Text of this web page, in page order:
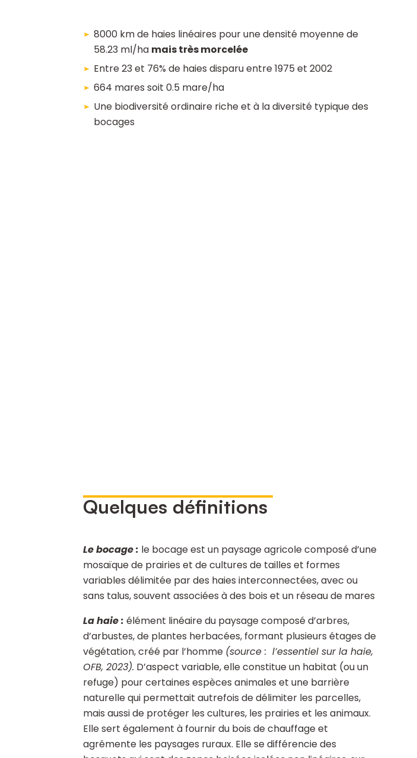
8000 km de haies linéaires pour une densité moyenne de
58.23 ml/ha mais très morcelée
Entre 23 et 76% de haies disparu entre 1975 et 2002
664 mares soit 0.5 mare/ha
Une biodiversité ordinaire riche et à la diversité typique des
bocages
Quelques définitions
Le bocage: le bocage est un paysage agricole composé d’une
mosaïque de prairies et de cultures de tailles et formes
variables délimitée par des haies interconnectées, avec ou
sans talus, souvent associées à des bois et un réseau de mares
La haie : élément linéaire du paysage composé d’arbres,
d’arbustes, de plantes herbacées, formant plusieurs étages de
végétation, créé par l’homme (source : l’essentiel sur la haie,
OFB, 2023). D’aspect variable, elle constitue un habitat (ou un
refuge) pour certaines espèces animales et une barrière
naturelle qui permettait autrefois de délimiter les parcelles,
mais aussi de protéger les cultures, les prairies et les animaux.
Elle sert également à fournir du bois de chauffage et
agrémente les paysages ruraux. Elle se différencie des